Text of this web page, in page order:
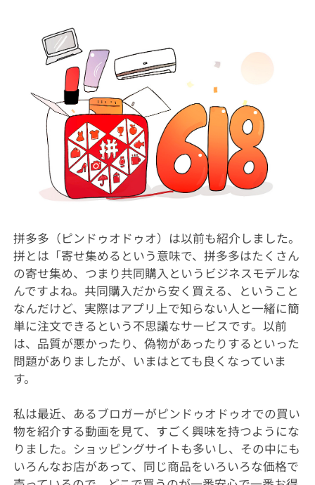
拼多多（ピンドゥオドゥオ）は以前も紹介しました。
拼とは「寄せ集めるという意味で、拼多多はたくさん
の寄せ集め、つまり共同購入というビジネスモデルな
んですよね。共同購入だから安く買える、ということ
なんだけど、実際はアプリ上で知らない人と一緒に簡
単に注文できるという不思議なサービスです。以前
は、品質が悪かったり、偽物があったりするといった
問題がありましたが、いまはとても良くなっていま
す。
私は最近、あるブロガーがピンドゥオドゥオでの買い
物を紹介する動画を見て、すごく興味を持つようにな
りました。ショッピングサイトも多いし、その中にも
いろんなお店があって、同じ商品をいろいろな価格で